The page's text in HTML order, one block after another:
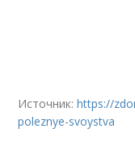
Источник:https://
poleznye-svoystva